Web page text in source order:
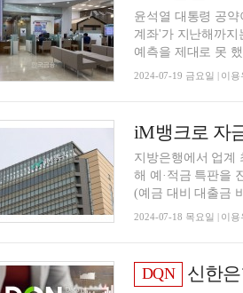
윤석열 대통령 공
계좌'가 지난해까
예측을 제대로 못
2024-07-19 금요일 | 이용
iM뱅크로 자
지방은행에서 업계
해 예·적금 특판을
(예금 대비 대출금
2024-07-18 목요일 | 이용
DQN 신한은